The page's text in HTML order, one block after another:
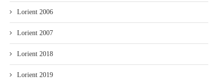
Lorient 2006
Lorient 2007
Lorient 2018
Lorient 2019